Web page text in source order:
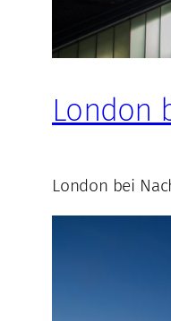
London
London bei